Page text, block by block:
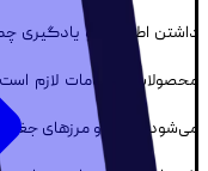
داشتن اطلاعات و یادگیری
محصولات و خدمات لازم
می‌شود فاصله و مرزهای